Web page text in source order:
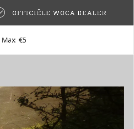
OFFICIËLE WOCA DEALER
Max: €5